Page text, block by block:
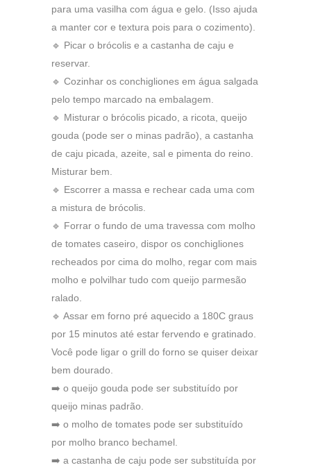
para uma vasilha com água e gelo. (Isso ajuda
a manter cor e textura pois para o cozimento).
🔹 Picar o brócolis e a castanha de caju e
reservar.
🔹 Cozinhar os conchigliones em água salgada
pelo tempo marcado na embalagem.
🔹 Misturar o brócolis picado, a ricota, queijo
gouda (pode ser o minas padrão), a castanha
de caju picada, azeite, sal e pimenta do reino.
Misturar bem.
🔹 Escorrer a massa e rechear cada uma com
a mistura de brócolis.
🔹 Forrar o fundo de uma travessa com molho
de tomates caseiro, dispor os conchigliones
recheados por cima do molho, regar com mais
molho e polvilhar tudo com queijo parmesão
ralado.
🔹 Assar em forno pré aquecido a 180C graus
por 15 minutos até estar fervendo e gratinado.
Você pode ligar o grill do forno se quiser deixar
bem dourado.
➡️ o queijo gouda pode ser substituído por
queijo minas padrão.
➡️ o molho de tomates pode ser substituído
por molho branco bechamel.
➡️ a castanha de caju pode ser substituída por